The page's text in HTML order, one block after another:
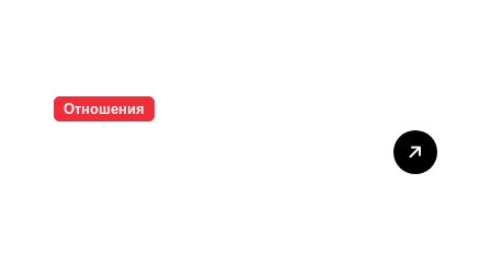
Отношения